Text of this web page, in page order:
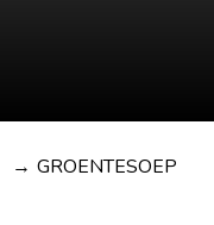
→ GROENTESOEP